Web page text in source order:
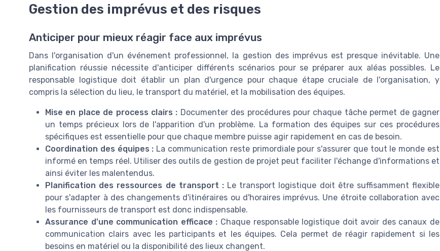
Gestion des imprévus et des risques
Anticiper pour mieux réagir face aux imprévus
Dans l'organisation d'un événement professionnel, la gestion des imprévus est presque inévitable. Une
planification réussie nécessite d'anticiper différents scénarios pour se préparer aux aléas possibles. Le
responsable logistique doit établir un plan d'urgence pour chaque étape cruciale de l'organisation, y
compris la sélection du lieu, le transport du matériel, et la mobilisation des équipes.
Mise en place de process clairs : Documenter des procédures pour chaque tâche permet de gagner
un temps précieux lors de l'apparition d'un problème. La formation des équipes sur ces procédures
spécifiques est essentielle pour que chaque membre puisse agir rapidement en cas de besoin.
Coordination des équipes : La communication reste primordiale pour s'assurer que tout le monde est
informé en temps réel. Utiliser des outils de gestion de projet peut faciliter l'échange d'informations et
ainsi éviter les malentendus.
Planification des ressources de transport :Le transport logistique doit être suffisamment flexible
pour s'adapter à des changements d'itinéraires ou d'horaires imprévus. Une étroite collaboration avec
les fournisseurs de transport est donc indispensable.
Assurance d'une communication efficace : Chaque responsable logistique doit avoir des canaux de
communication clairs avec les participants et les équipes. Cela permet de réagir rapidement si les
besoins en matériel ou la disponibilité des lieux changent.